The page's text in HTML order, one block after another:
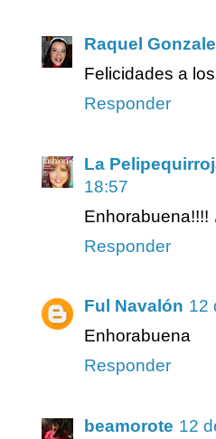
Raquel
Felicidades a
Responder
La
18:57
Enhorabuena!!!!
Responder
Ful Navalón 12
Enhorabuena
Responder
beamorote 12